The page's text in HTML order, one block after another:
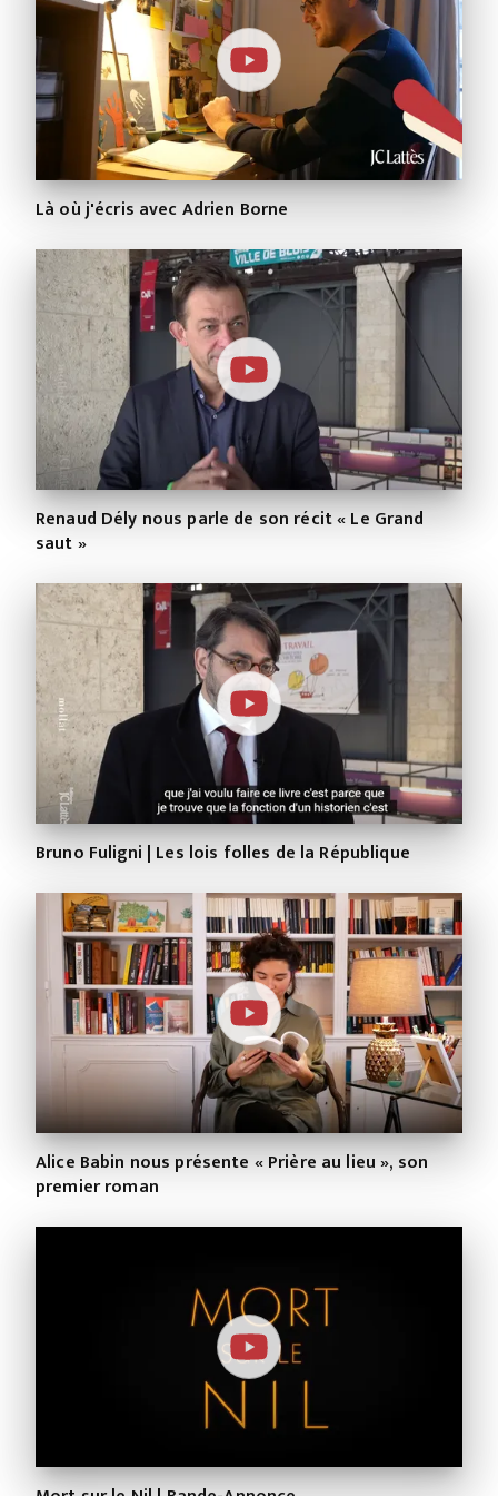
Là où j'écris avec Adrien Borne
Renaud Dély nous parle de son récit « Le Grand
saut »
Bruno Fuligni | Les lois folles de la République
Alice Babin nous présente « Prière au lieu », son
premier roman